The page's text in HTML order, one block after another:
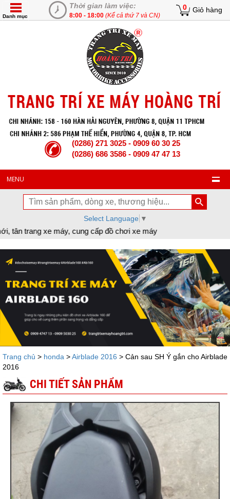
Thời gian làm việc:
8:00 - 18:00 (Kể cả thứ 7 và CN)
0 Giỏ hàng
Danh mục
(0286) 271 3025 - 0909 60 30 25
(0286) 686 3586 - 0909 47 47 13
MENU
Select Language ▼
cung cấp đồ chơi xe máy
Trang chủ > honda >Airblade 2016 > Cản sau SH Ý gắn cho Airblade
2016
CHI TIẾT SẢN PHẨM